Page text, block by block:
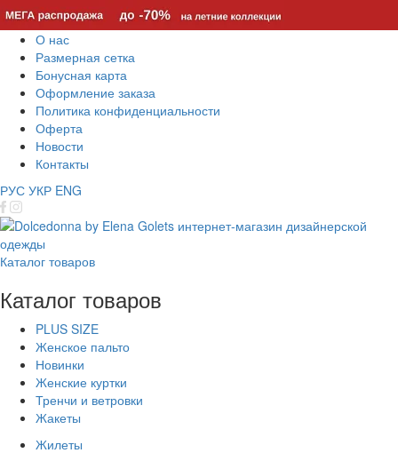
О нас
Размерная сетка
Бонусная карта
Оформление заказа
Политика конфиденциальности
Оферта
Новости
Контакты
РУС УКР ENG
Каталог товаров
Каталог товаров
PLUS SIZE
Женское пальто
Новинки
Женские куртки
Тренчи и ветровки
Жакеты
Жилеты